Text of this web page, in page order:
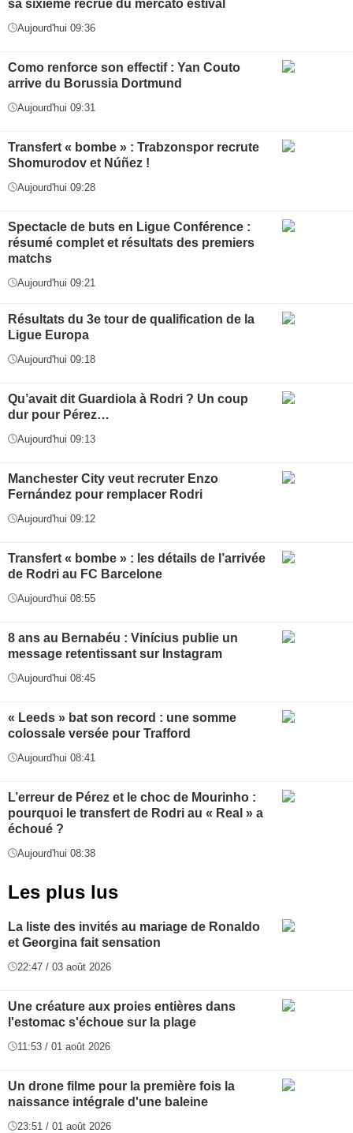
sa sixième recrue du mercato estival
Aujourd'hui 09:36
Como renforce son effectif : Yan Couto
arrive du Borussia Dortmund
Aujourd'hui 09:31
Transfert « bombe » : Trabzonspor recrute
Shomurodov et Núñez !
Aujourd'hui 09:28
Spectacle de buts en Ligue Conférence :
résumé complet et résultats des premiers
matchs
Aujourd'hui 09:21
Résultats du 3e tour de qualification de la
Ligue Europa
Aujourd'hui 09:18
Qu’avait dit Guardiola à Rodri ? Un coup
dur pour Pérez…
Aujourd'hui 09:13
Manchester City veut recruter Enzo
Fernández pour remplacer Rodri
Aujourd'hui 09:12
Transfert « bombe » : les détails de l’arrivée
de Rodri au FC Barcelone
Aujourd'hui 08:55
8 ans au Bernabéu : Vinícius publie un
message retentissant sur Instagram
Aujourd'hui 08:45
« Leeds » bat son record : une somme
colossale versée pour Trafford
Aujourd'hui 08:41
L’erreur de Pérez et le choc de Mourinho :
pourquoi le transfert de Rodri au « Real » a
échoué ?
Aujourd'hui 08:38
Les plus lus
La liste des invités au mariage de Ronaldo
et Georgina fait sensation
22:47 / 03 août 2026
Une créature aux proies entières dans
l'estomac s'échoue sur la plage
11:53 / 01 août 2026
Un drone filme pour la première fois la
naissance intégrale d'une baleine
23:51 / 01 août 2026